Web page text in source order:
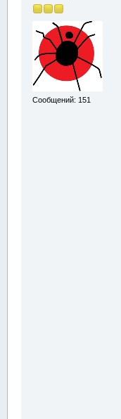
Сообщений: 151